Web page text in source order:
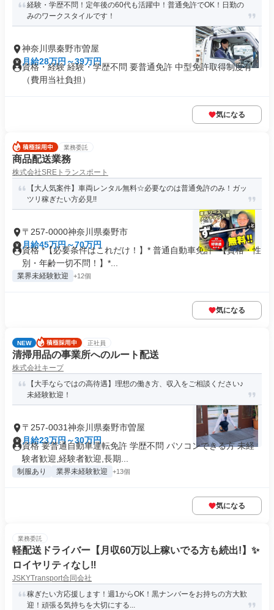
経験・学歴不問！定年後の60代も活躍中！普通免許でOK！日勤の
みのワークスタイルです！
神奈川県秦野市曽屋
月給28万円～39万円
資格・経験 経験・学歴不問 要普通免許 中型免許取得制度有
（費用当社負担）
気になる
業務委託
商品配送業務
株式会社SREトランスポート
【大人気案件】車両レンタル無料☆必要なのは普通免許のみ！ガッ
ツリ稼ぎたい方必見!!
〒257-0000神奈川県秦野市
月給45万円～70万円
資格 *【必要条件はこれだけ！】* 普通自動車免許 *【資格・性
別・年齢一切不問！】*...
業界未経験歓迎 +12個
気になる
NEW 正社員
清掃用品の事業所へのルート配送
株式会社キープ
【大手ならではの高待遇】理想の働き方、収入をご相談ください♪
未経験歓迎！
〒257-0031神奈川県秦野市曽屋
月給23万円～30万円
資格 要普通自動車運転免許 学歴不問 パソコンできる方 未経
験者歓迎,経験者歓迎,長期...
制服あり 業界未経験歓迎 +13個
気になる
業務委託
軽配送ドライバー【月収60万以上稼いでる方も続出!】✨️
ロイヤリティなし‼️
JSKYTransport合同会社
稼ぎたい方応援します！週1からOK！黒ナンバーをお持ちの方大歓
迎！頑張る気持ちを大切にする...